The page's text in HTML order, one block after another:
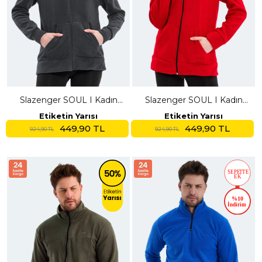
Slazenger SOUL I Kadın
Koyu Gri Polar
Etiketin Yarısı
924,90 TL 449,90 TL
Slazenger SOUL I Kadın
Kırmızı Polar
Etiketin Yarısı
924,90 TL 449,90 TL